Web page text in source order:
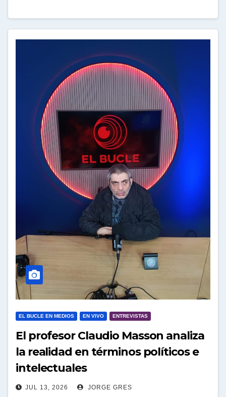
EL BUCLE EN MEDIOS EN VIVO ENTREVISTAS
El profesor Claudio Masson analiza
la realidad en términos políticos e
intelectuales
JUL 13, 2026 JORGE GRES